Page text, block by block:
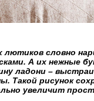
лютиков словно
А их нежные
ладони –
Такой рисунок
увеличит